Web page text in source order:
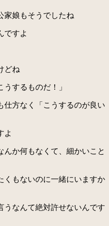
娘もそうでしたね
ですよ
どね
するものだ！」
方なく「こうするのが良い
よ
か何もなくて、細かいこと
もないのに一緒にいますか
なんて絶対許せないんです